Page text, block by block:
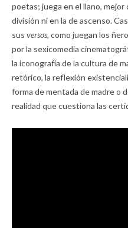
poetas; juega en el llano,
división ni en la de ascenso.
sus versos, como juegan los
por la sexicomedia
la iconografía de la cultura de
retórico, la reflexión
forma de mentada de madre o
realidad que cuestiona las